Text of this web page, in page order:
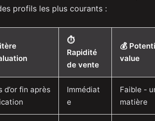
profils les plus courants :
⏱️
Rapidité
de vente
💰
value
d’or fin après
Immédiat
e
Faible -
matière